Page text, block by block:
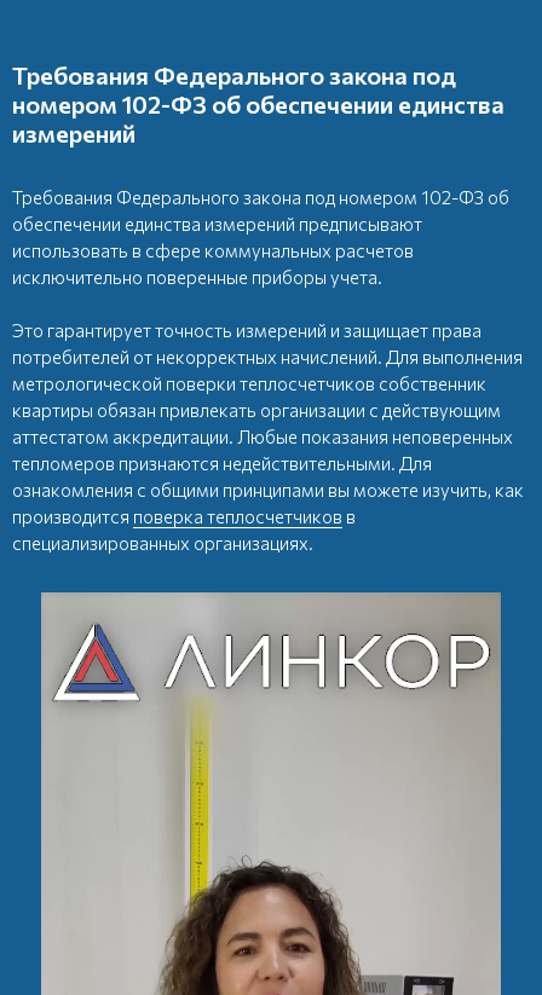
Требования Федерального закона под
номером 102-ФЗ об обеспечении единства
измерений
Требования Федерального закона под номером 102-ФЗ об
обеспечении единства измерений предписывают
использовать в сфере коммунальных расчетов
исключительно поверенные приборы учета.
Это гарантирует точность измерений и защищает права
потребителей от некорректных начислений. Для выполнения
метрологической поверки теплосчетчиков собственник
квартиры обязан привлекать организации с действующим
аттестатом аккредитации. Любые показания неповеренных
тепломеров признаются недействительными. Для
ознакомления с общими принципами вы можете изучить, как
производится поверка теплосчетчиков в
специализированных организациях.